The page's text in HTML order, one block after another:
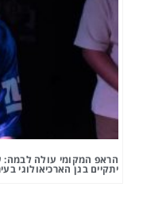
הראפ המקומי עולה לבמה:
יתקיים בגן הארכיאולוגי